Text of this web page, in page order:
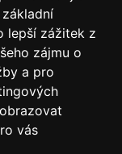
lepší zážitek z
zájmu o
a pro
vás
04 března, 2025.